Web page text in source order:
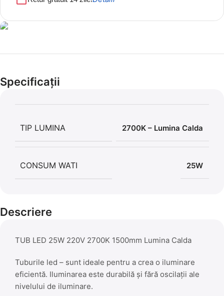
Cel mai mic preț!
56,86 LEI
Specificații
TIP LUMINA 2700K – Lumina Calda
CONSUM WATI 25W
Descriere
TUB LED 25W 220V 2700K 1500mm Lumina Calda
Tuburile led – sunt ideale pentru a crea o iluminare
eficientă. Iluminarea este durabilă și fără oscilații ale
nivelului de iluminare.